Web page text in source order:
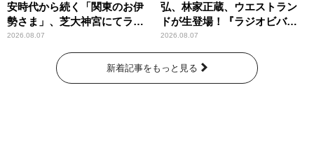
安時代から続く「関東のお伊
勢さま」、芝大神宮にてラン
パンプスが合格祈願！
2026.08.07
弘、林家正蔵、ウエストラン
ドが生登場！『ラジオビバリ
ー昼ズ』
2026.08.07
新着記事をもっと見る